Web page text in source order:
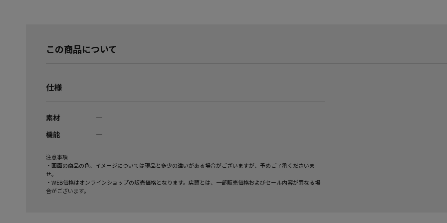
この商品について
仕様
素材
―
機能
―
注意事項
・画面の商品の色、イメージについては現品と多少の違いがある場合がございますが、予めご了承くださいま
せ。
・WEB価格はオンラインショップの販売価格となります。店頭とは、一部販売価格およびセール内容が異なる場
合がございます。